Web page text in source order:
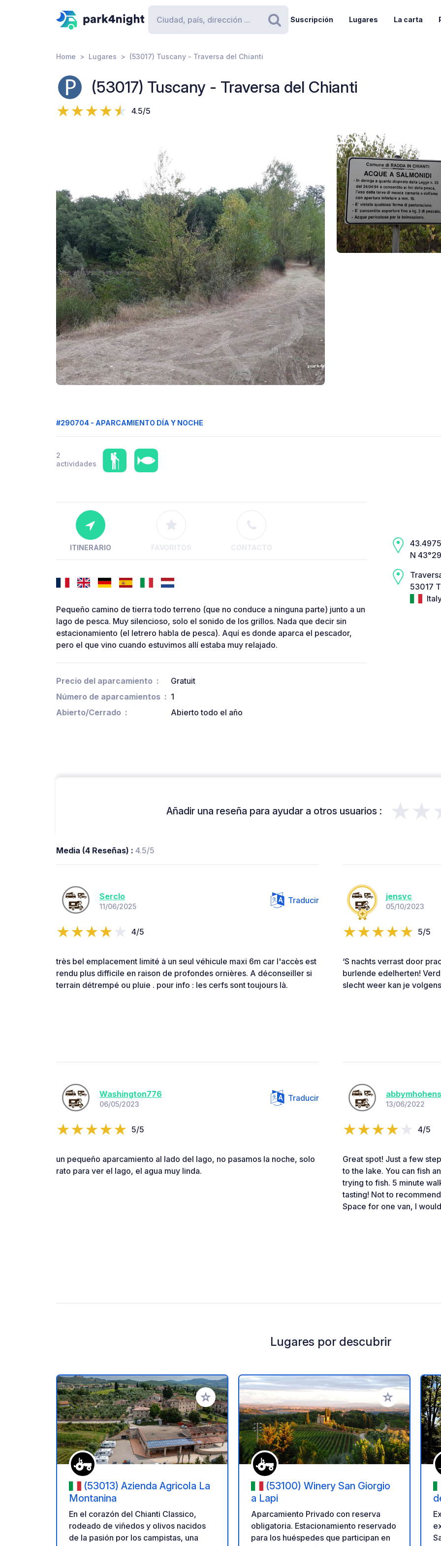
Buscar
Suscripción Lugares La carta
Home Lugares (53017) Tuscany - Traversa del Chianti
(53017) Tuscany - Traversa del Chianti
4.5/5
#290704 - APARCAMIENTO DÍA Y NOCHE
2
actividades
ITINERARIO FAVORITOS CONTACTO
Pequeño camino de tierra todo terreno (que no conduce a ninguna parte) junto a un
lago de pesca. Muy silencioso, solo el sonido de los grillos. Nada que decir sin
estacionamiento (el letrero habla de pesca). Aquí es donde aparca el pescador,
pero el que vino cuando estuvimos allí estaba muy relajado.
Precio del aparcamiento
Gratuit
Número de aparcamientos
1
Abierto/Cerrado
Abierto todo el año
N
53017
Añadir una reseña para ayudar a otros usuarios :
Media (4 Reseñas) : 4.5/5
Serclo
11/06/2025
Traducir
4/5
très bel emplacement limité à un seul véhicule maxi 6m car l'accès est
rendu plus difficile en raison de profondes ornières. A déconseiller si
terrain détrempé ou pluie . pour info : les cerfs sont toujours là.
jensvc
05/10/2023
5/5
‘S nachts verrast door
burlende edelherten!
slecht weer kan je
Washington776
06/05/2023
Traducir
5/5
un pequeño aparcamiento al lado del lago, no pasamos la noche, solo
rato para ver el lago, el agua muy linda.
13/06/2022
4/5
Great spot! Just a few
to the lake. You can fish
trying to fish. 5 minute
tasting! Not to
Space for one van, I
Lugares por descubrir
Añadir a tus favoritos
(53013) Azienda Agricola La
Montanina
En el corazón del Chianti Classico,
rodeado de viñedos y olivos nacidos
de la pasión por los campistas, una
Añadir a tus
(53100) Winery San Giorgio
a Lapi
Aparcamiento Privado con reserva
obligatoria. Estacionamiento reservado
para los huéspedes que participan en